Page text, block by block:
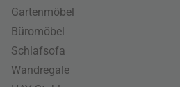
Gartenmöbel
Büromöbel
Schlafsofa
Wandregale